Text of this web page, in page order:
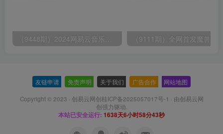
友链申请 免责声明 关于我们 广告合作 网站地图
Copyright © 2023 · 创易云网创桂ICP备2025057017号-1 · 由创易云网
创强力驱动.
本站已安全运行: 1638天6小时58分44秒